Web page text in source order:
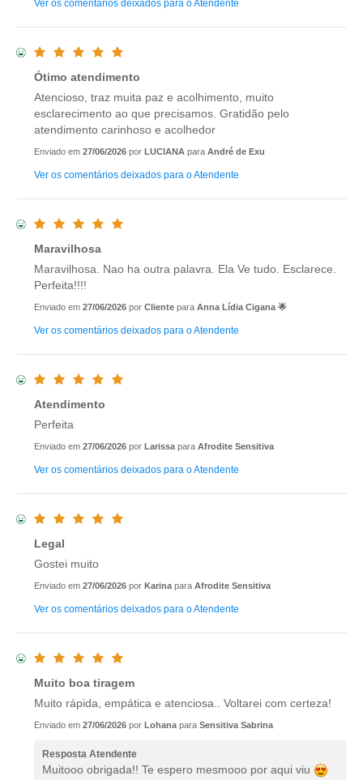
Ver os comentários deixados para o Atendente
Ótimo atendimento
Atencioso, traz muita paz e acolhimento, muito
esclarecimento ao que precisamos. Gratidão pelo
atendimento carinhoso e acolhedor
Enviado em 27/06/2026 por LUCIANA para André de Exu
Ver os comentários deixados para o Atendente
Maravilhosa
Maravilhosa. Nao ha outra palavra. Ela Ve tudo. Esclarece.
Perfeita!!!!
Enviado em 27/06/2026 por Cliente para Anna Lídia Cigana 🌟
Ver os comentários deixados para o Atendente
Atendimento
Perfeita
Enviado em 27/06/2026 por Larissa para Afrodite Sensitiva
Ver os comentários deixados para o Atendente
Legal
Gostei muito
Enviado em 27/06/2026 por Karina para Afrodite Sensitiva
Ver os comentários deixados para o Atendente
Muito boa tiragem
Muito rápida, empática e atenciosa.. Voltarei com certeza!
Enviado em 27/06/2026 por Lohana para Sensitiva Sabrina
Resposta Atendente
Muitooo obrigada!! Te espero mesmooo por aqui viu